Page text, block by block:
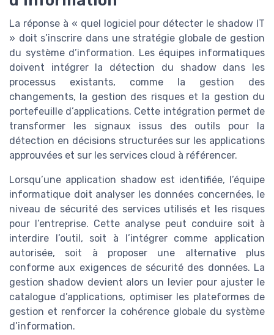
La réponse à « quel logiciel pour détecter le shadow IT
» doit s’inscrire dans une stratégie globale de gestion
du système d’information. Les équipes informatiques
doivent intégrer la détection du shadow dans les
processus existants, comme la gestion des
changements, la gestion des risques et la gestion du
portefeuille d’applications. Cette intégration permet de
transformer les signaux issus des outils pour la
détection en décisions structurées sur les applications
approuvées et sur les services cloud à référencer.
Lorsqu’une application shadow est identifiée, l’équipe
informatique doit analyser les données concernées, le
niveau de sécurité des services utilisés et les risques
pour l’entreprise. Cette analyse peut conduire soit à
interdire l’outil, soit à l’intégrer comme application
autorisée, soit à proposer une alternative plus
conforme aux exigences de sécurité des données. La
gestion shadow devient alors un levier pour ajuster le
catalogue d’applications, optimiser les plateformes de
gestion et renforcer la cohérence globale du système
d’information.